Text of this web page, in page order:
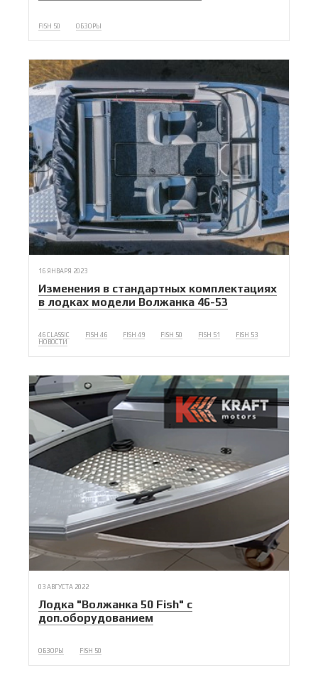
FISH 50 ОБЗОРЫ
16 ЯНВАРЯ 2023
Изменения в стандартных комплектациях
в лодках модели Волжанка 46-53
46 CLASSIC FISH 46 FISH 49 FISH 50 FISH 51
FISH 53
НОВОСТИ
03 АВГУСТА 2022
Лодка "Волжанка 50 Fish" с
доп.оборудованием
ОБЗОРЫ FISH 50